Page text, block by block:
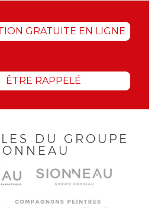
GRATUITE EN LIGNE
ÊTRE RAPPELÉ
DU GROUPE